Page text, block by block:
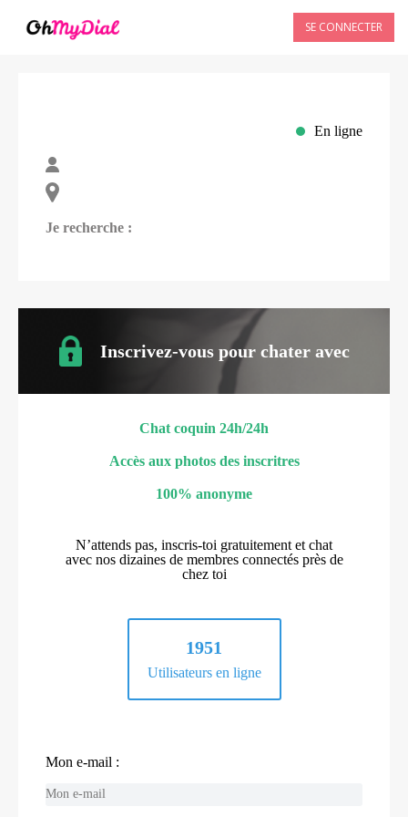
SE CONNECTER
En ligne
Je recherche :
Inscrivez-vous pour chater avec
Chat coquin 24h/24h
Accès aux photos des inscritres
100% anonyme
N’attends pas, inscris-toi gratuitement et chat
avec nos dizaines de membres connectés près de
chez toi
1951
Utilisateurs en ligne
Mon e-mail :